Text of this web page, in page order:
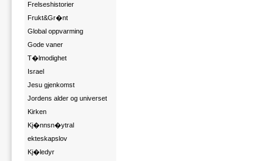
Frelseshistorier
Frukt&Gr�nt
Global oppvarming
Gode vaner
T�lmodighet
Israel
Jesu gjenkomst
Jordens alder og universet
Kirken
Kj�nnsn�ytral
ekteskapslov
Kj�ledyr